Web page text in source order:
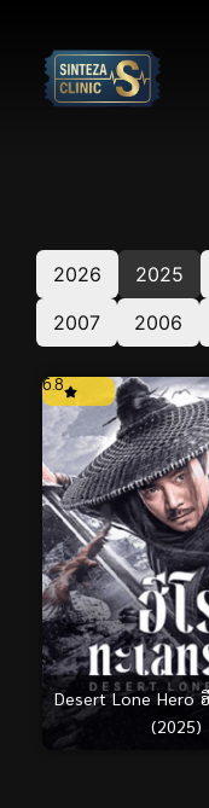
2026 2025
2007
2006
6.8
Desert Lone Hero
(2025)